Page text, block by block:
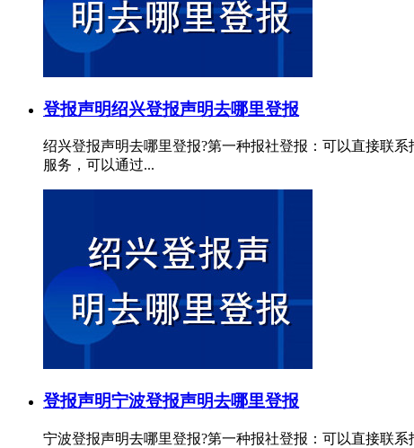
登报声明绍兴登报声明去哪里登报
绍兴登报声明去哪里登报?第一种报社登报：可以直接联
服务，可以通过...
登报声明宁波登报声明去哪里登报
宁波登报声明去哪里登报?第一种报社登报：可以直接联